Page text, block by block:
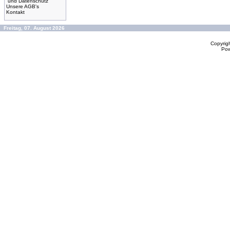
Unsere AGB's
Kontakt
Freitag, 07. August 2026